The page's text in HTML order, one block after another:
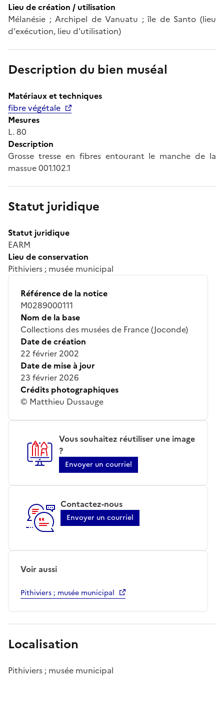
Lieu de création / utilisation
Mélanésie ; Archipel de Vanuatu ; île de Santo (lieu
d'exécution, lieu d'utilisation)
Description du bien muséal
Matériaux et techniques
fibre végétale
Mesures
L. 80
Description
Grosse tresse en fibres entourant le manche de la
massue 001.102.1
Statut juridique
Statut juridique
EARM
Lieu de conservation
Pithiviers ; musée municipal
Référence de la notice
M0289000111
Nom de la base
Collections des musées de France (Joconde)
Date de création
22 février 2002
Date de mise à jour
23 février 2026
Crédits photographiques
© Matthieu Dussauge
Vous souhaitez réutiliser une image
?
Envoyer un courriel
Contactez-nous
Envoyer un courriel
Voir aussi
Pithiviers ; musée municipal
Localisation
Pithiviers ; musée municipal